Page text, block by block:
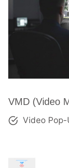
VMD (Video
Video Pop-